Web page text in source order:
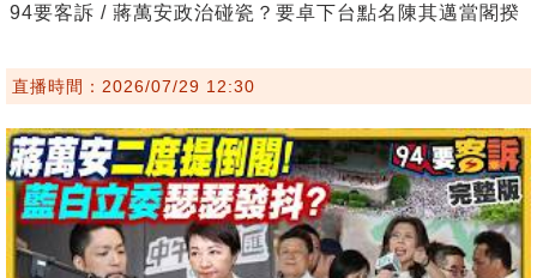
94要客訴 / 蔣萬安政治碰瓷？要卓下台點名陳其邁當閣揆
直播時間：2026/07/29 12:30